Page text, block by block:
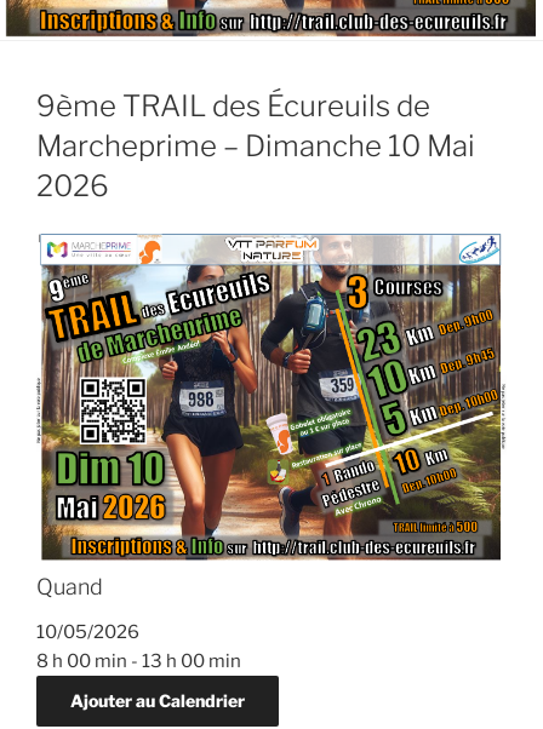
9ème TRAIL des Écureuils de
Marcheprime – Dimanche 10 Mai
2026
Quand
10/05/2026
8 h 00 min - 13 h 00 min
Ajouter au Calendrier